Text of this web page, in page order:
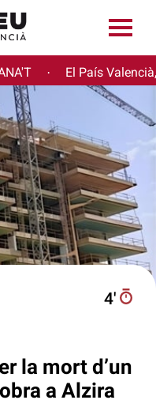
· El País
4′
la mort d’un
a Alzira